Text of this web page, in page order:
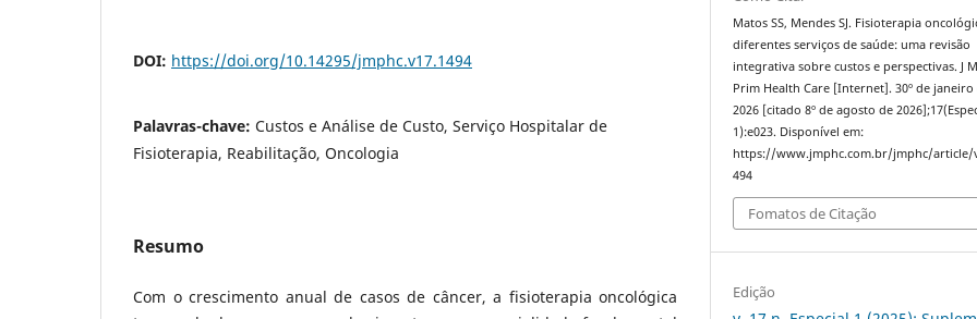
DOI: https://doi.org/10.14295/jmphc.v17.1494
Palavras-chave: Custos e Análise de Custo, Serviço Hospitalar de
Fisioterapia, Reabilitação, Oncologia
Resumo
Com o crescimento anual de casos de câncer, a fisioterapia oncológica
Matos SS, Mendes SJ. Fisioterapia
diferentes serviços de saúde: uma revisão
integrativa sobre custos e perspectivas. J
Prim Health Care [Internet]. 30º de janeiro
2026 [citado 8º de agosto de
1):e023. Disponível em:
https://www.jmphc.com.br/jmphc/article/
494
Fomatos de Citação
Edição